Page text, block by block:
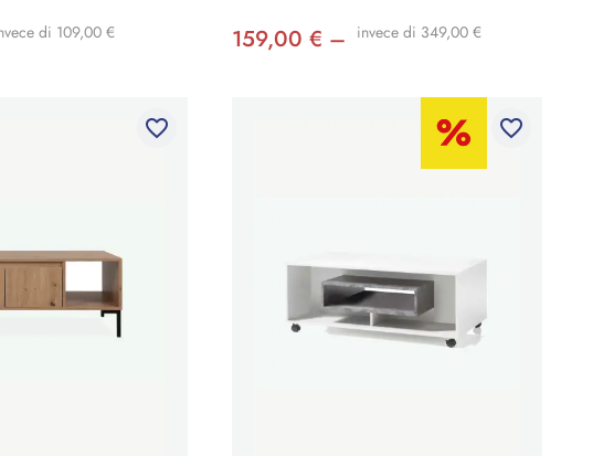
di 109,00 € 159,00 € – invece di 349,00 €
favorite_border favorite_border